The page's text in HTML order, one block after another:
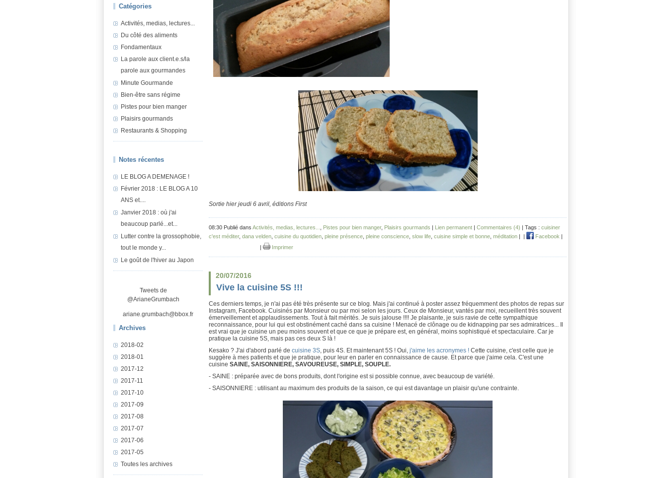
Catégories
Activités, medias, lectures...
Du côté des aliments
Fondamentaux
La parole aux client.e.s/la
parole aux gourmandes
Minute Gourmande
Bien-être sans régime
Pistes pour bien manger
Plaisirs gourmands
Restaurants & Shopping
Notes récentes
LE BLOG A DEMENAGE !
Février 2018 : LE BLOG A 10
ANS et....
Janvier 2018 : où j'ai
beaucoup parlé...et...
Lutter contre la grossophobie,
tout le monde y...
Le goût de l'hiver au Japon
Tweets de
@ArianeGrumbach
ariane.grumbach@bbox.fr
Archives
2018-02
2018-01
2017-12
2017-11
2017-10
2017-09
2017-08
2017-07
2017-06
2017-05
Toutes les archives
Sortie hier jeudi 6 avril, éditions First
08:30 Publié dans Activités, medias, lectures... Pistes pour bien manger, Plaisirs gourmands | Lien permanent | Commentaires (4) | Tags : cuisiner
c'est méditer, dana velden cuisine du quotidien pleine présence pleine conscience slow life cuisine simple et bonne méditation | | Facebook |
|
Imprimer
20/07/2016
Vive la cuisine 5S !!!
Ces derniers temps, je n'ai pas été très présente sur ce blog. Mais j'ai continué à poster assez fréquemment des photos de repas sur
Instagram, Facebook. Cuisinés par Monsieur ou par moi selon les jours. Ceux de Monsieur, vantés par moi, recueillent très souvent
émerveillement et applaudissements. Tout à fait mérités. Je suis jalouse !!!! Je plaisante, je suis ravie de cette sympathique
reconnaissance, pour lui qui est obstinément caché dans sa cuisine ! Menacé de clônage ou de kidnapping par ses admiratrices... Il
est vrai que je cuisine un peu moins souvent et que ce que je prépare est, en général, moins sophistiqué et spectaculaire. Car je
pratique la cuisine 5S, mais pas ces deux S là !
Kesako ? J'ai d'abord parlé de cuisine 3S , puis 4S. Et maintenant 5S ! Oui, j'aime les acronymes ! Cette cuisine, c'est celle que je
suggère à mes patients et que je pratique, pour leur en parler en connaissance de cause. Et parce que j'aime cela. C'est une
cuisine SAINE, SAISONNIERE, SAVOUREUSE, SIMPLE, SOUPLE.
- SAINE : préparée avec de bons produits, dont l'origine est si possible connue, avec beaucoup de variété.
- SAISONNIERE : utilisant au maximum des produits de la saison, ce qui est davantage un plaisir qu'une contrainte.